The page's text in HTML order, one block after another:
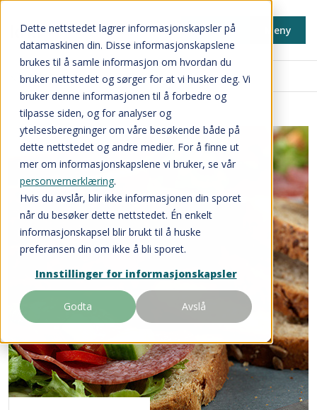
Dette nettstedet lagrer informasjonskapsler på
datamaskinen din. Disse informasjonskapslene
brukes til å samle informasjon om hvordan du
bruker nettstedet og sørger for at vi husker deg. Vi
bruker denne informasjonen til å forbedre og
tilpasse siden, og for analyser og
ytelsesberegninger om våre besøkende både på
dette nettstedet og andre medier. For å finne ut
mer om informasjonskapslene vi bruker, se vår
personvernerklæring.
Hvis du avslår, blir ikke informasjonen din sporet
når du besøker dette nettstedet. Én enkelt
informasjonskapsel blir brukt til å huske
preferansen din om ikke å bli sporet.
Innstillinger for informasjonskapsler
Godta Avslå
Min side Meny
Innkjøpsavtaler